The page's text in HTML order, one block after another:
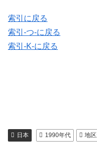
索引に戻る
索引-つ-に戻る
索引-K-に戻る
日本 1990年代 地